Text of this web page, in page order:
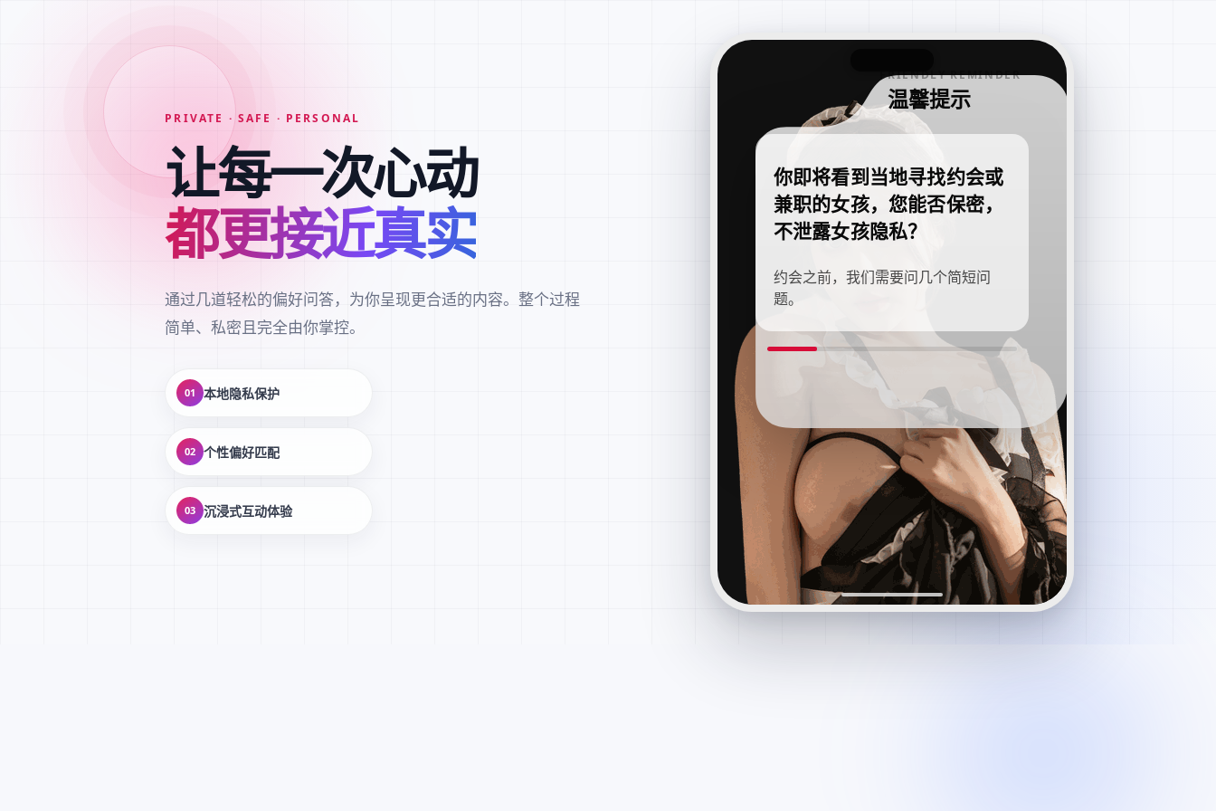
PRIVATE · SAFE · PERSONAL
让每一次心动
都更接近真实
通过几道轻松的偏好问答，为你呈现更合适的内容。整个过程
简单、私密且完全由你掌控。
01 本地隐私保护
02 个性偏好匹配
03 沉浸式互动体验
FRIENDLY REMINDER
温馨提示
你即将看到当地寻找约会或
兼职的女孩，您能否保密，
不泄露女孩隐私？
约会之前，我们需要问几个简短问
题。